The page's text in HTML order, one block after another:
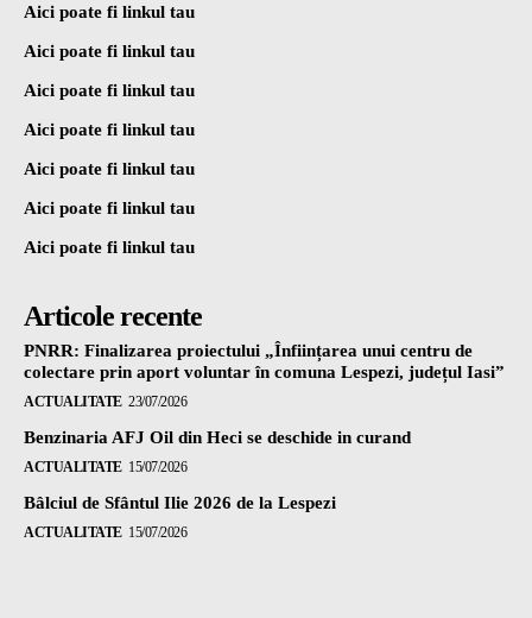
Aici poate fi linkul tau
Aici poate fi linkul tau
Aici poate fi linkul tau
Aici poate fi linkul tau
Aici poate fi linkul tau
Aici poate fi linkul tau
Aici poate fi linkul tau
Articole recente
PNRR: Finalizarea proiectului „Înființarea unui centru de
colectare prin aport voluntar în comuna Lespezi, județul Iasi”
ACTUALITATE 23/07/2026
Benzinaria AFJ Oil din Heci se deschide in curand
ACTUALITATE 15/07/2026
Bâlciul de Sfântul Ilie 2026 de la Lespezi
ACTUALITATE 15/07/2026